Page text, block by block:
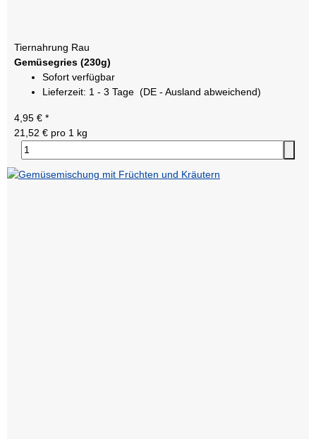
Tiernahrung Rau
Gemüsegries (230g)
Sofort verfügbar
Lieferzeit: 1 - 3 Tage (DE - Ausland abweichend)
4,95 € *
21,52 € pro 1 kg